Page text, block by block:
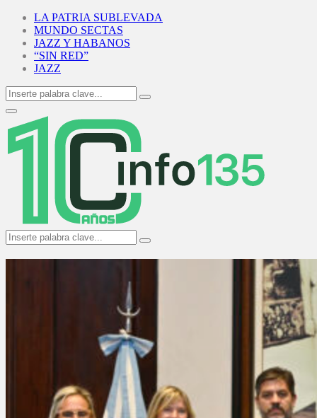
LA PATRIA SUBLEVADA
MUNDO SECTAS
JAZZ Y HABANOS
“SIN RED”
JAZZ
Search
for:
Search
Primary
Menu
Search
for:
Search